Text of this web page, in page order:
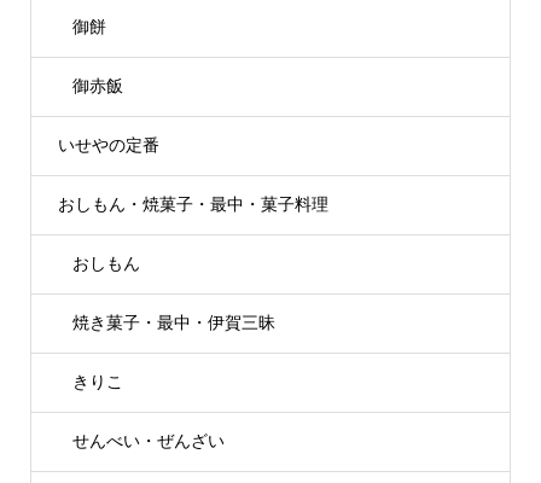
御餅
御赤飯
いせやの定番
おしもん・焼菓子・最中・菓子料理
おしもん
焼き菓子・最中・伊賀三昧
きりこ
せんべい・ぜんざい